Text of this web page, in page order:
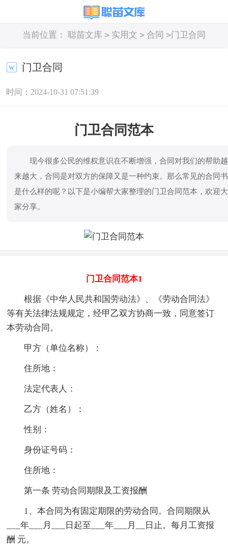
当前位置： 聪苗文库 > 实用文 > 合同 >门卫合同
门卫合同
时间：2024-10-31 07:51:39
门卫合同范本
现今很多公民的维权意识在不断增强，合同对我们的帮助越
来越大，合同是对双方的保障又是一种约束。那么常见的合同书
是什么样的呢？以下是小编帮大家整理的门卫合同范本，欢迎大
家分享。
门卫合同范本1
根据《中华人民共和国劳动法》、《劳动合同法》
等有关法律法规规定，经甲乙双方协商一致，同意签订
本劳动合同。
甲方（单位名称）：
住所地：
法定代表人：
乙方（姓名）：
性别：
身份证号码：
住所地：
第一条 劳动合同期限及工资报酬
1、本合同为有固定期限的劳动合同。合同期限从
___年___月___日起至___年___月__日止。每月工资报
酬 元。